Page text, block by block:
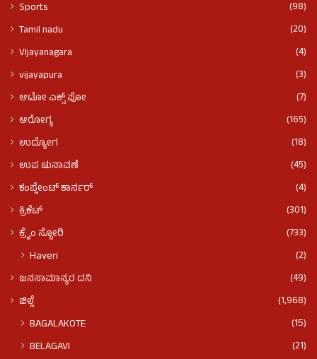
Sports
(98)
Tamil nadu
(20)
VIjayanagara
(4)
vijayapura
(3)
ಆಟೋ ಎಕ್ಸ್ ಪೋ
(7)
ಆರೋಗ್ಯ
(165)
ಉದ್ಯೋಗ
(18)
ಉಪ ಚುನಾವಣೆ
(45)
ಕಂಪ್ಲೇಂಟ್ ಕಾರ್ನರ್
(4)
ಕ್ರಿಕೆಟ್
(301)
ಕ್ರೈಂ ಸ್ಟೋರಿ
(733)
Haveri (2)
ಜನಸಾಮಾನ್ಯರ ದನಿ
(49)
ಜಿಲ್ಲೆ
(1,968)
BAGALAKOTE
(15)
BELAGAVI
(21)